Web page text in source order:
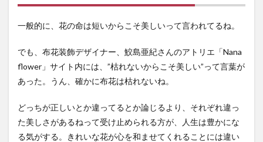
一般的に、花の命は短いからこそ美しいって言われてるね。
でも、布花装飾デザイナー、鮫島亜紀さんのアトリエ「Nana
flower」サイト内には、”枯れないからこそ美しい”って言葉が
あった。うん、確かに布花は枯れないね。
どっちが正しいとか違ってるとか論じるより、それぞれ違っ
た美しさがあるねって受け止められる方が、人生は豊かにな
る気がする。きれいな花が心を和ませてくれることには違い